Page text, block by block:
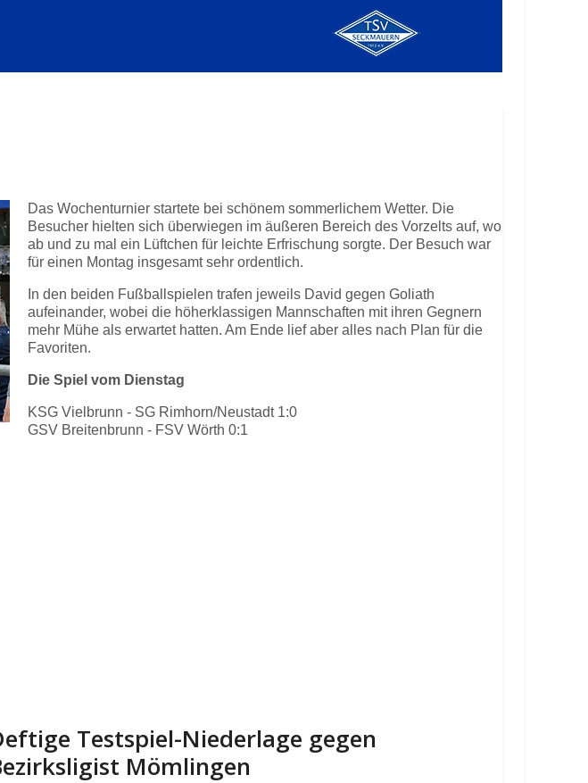
Das Wochenturnier startete bei schönem sommerlichem Wetter. Die
Besucher hielten sich überwiegen im äußeren Bereich des Vorzelts auf, wo
ab und zu mal ein Lüftchen für leichte Erfrischung sorgte. Der Besuch war
für einen Montag insgesamt sehr ordentlich.
In den beiden Fußballspielen trafen jeweils David gegen Goliath
aufeinander, wobei die höherklassigen Mannschaften mit ihren Gegnern
mehr Mühe als erwartet hatten. Am Ende lief aber alles nach Plan für die
Favoriten.
Die Spiel vom Dienstag
KSG Vielbrunn - SG Rimhorn/Neustadt 1:0
GSV Breitenbrunn - FSV Wörth 0:1
Testspiel-Niederlage gegen
Mömlingen